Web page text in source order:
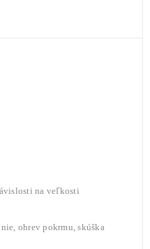
na veľkosti
ohrev pokrmu, skúška